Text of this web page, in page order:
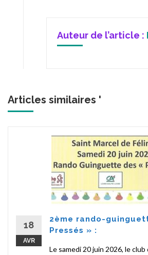
Auteur de l’article :
Articles similaires '
18
AVR
2ème rando-
Pressés » :
Le samedi 20 juin 2026, le